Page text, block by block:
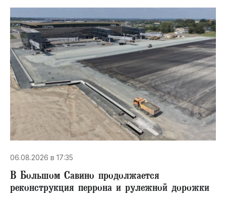
06.08.2026 в 17:35
В Большом Савино продолжается
реконструкция перрона и рулежной дорожки